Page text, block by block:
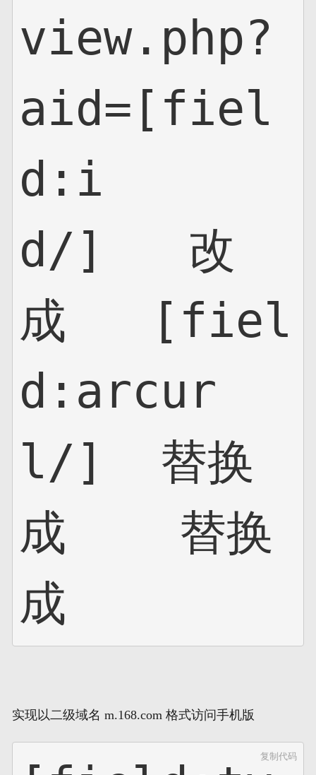
view.php?
aid=[fiel
d:i
d/]   改
成   [fiel
d:arcur
l/]  替换
成    替换
成
实现以二级域名 m.168.com 格式访问手机版
复制代码